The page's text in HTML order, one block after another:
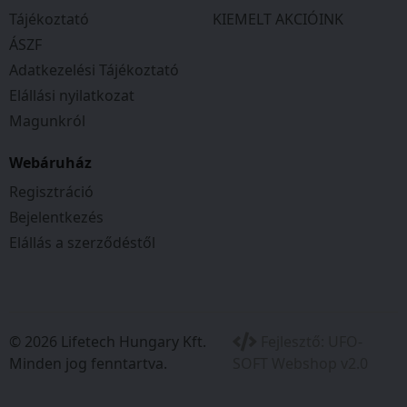
Szín:
Nikkel
Tömeg:
Tájékoztató
ÁSZF
Adatkezelési Tájékoztató
Elállási nyilatkozat
Magunkról
KIEMELT AKCIÓINK
Webáruház
Regisztráció
Bejelentkezés
Elállás a szerződéstől
© 2026 Lifetech Hungary Kft.
Minden jog fenntartva.